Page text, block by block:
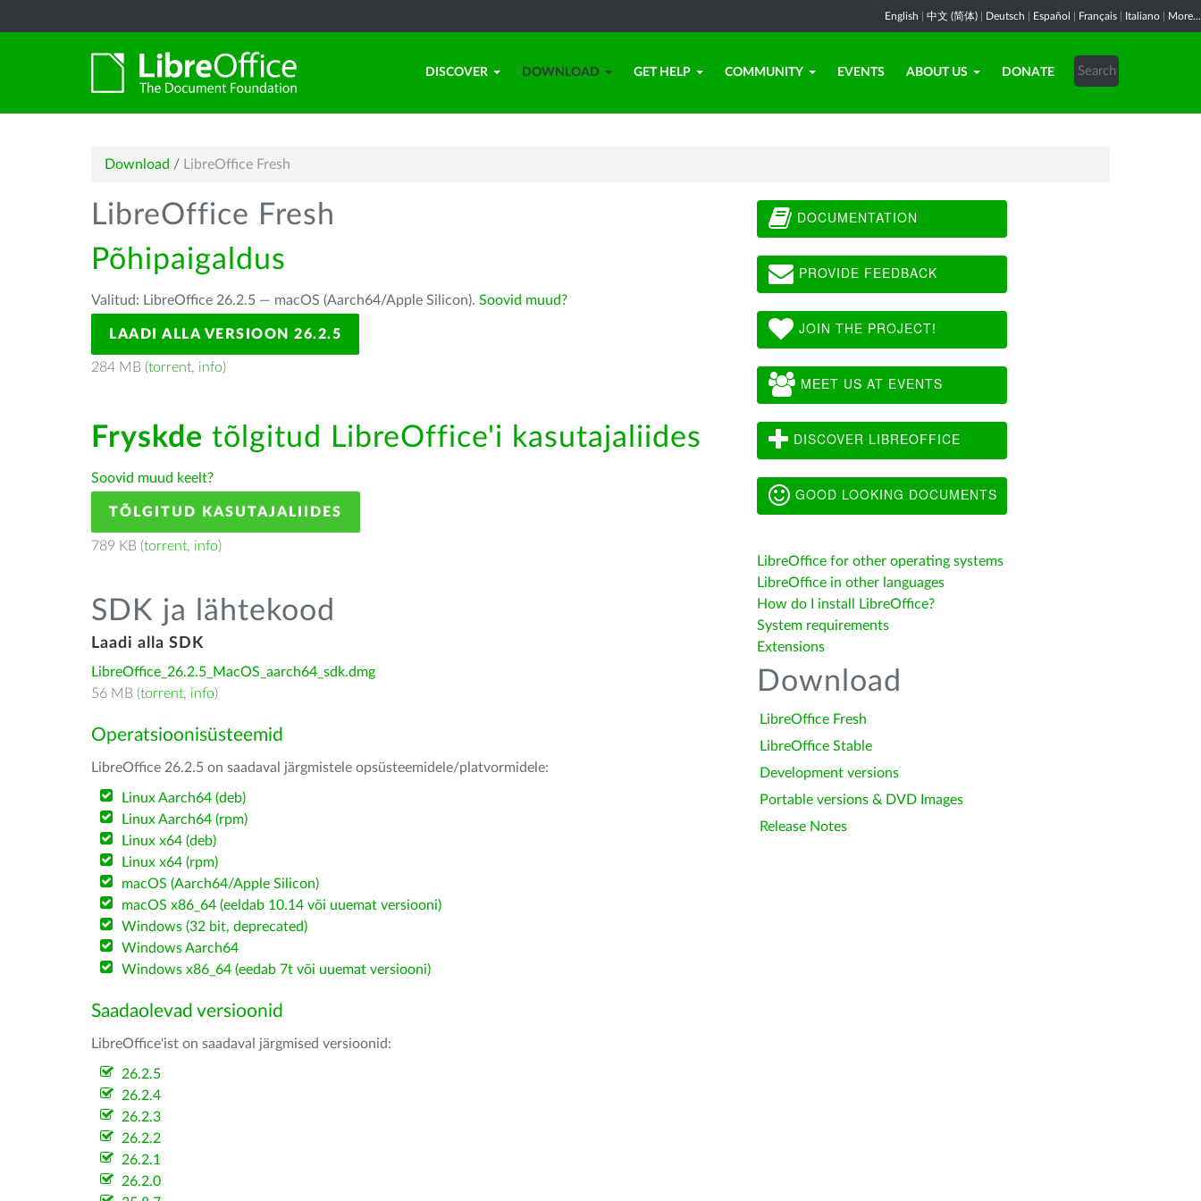
English 中文 (简体) Deutsch Español Français Italiano More...
DISCOVER DOWNLOAD GET HELP COMMUNITY EVENTS ABOUT US DONATE
Download / LibreOffice Fresh
LibreOffice Fresh
Põhipaigaldus
Valitud: LibreOffice 26.2.5 — macOS (Aarch64/Apple Silicon). Soovid muud?
LAADI ALLA VERSIOON 26.2.5
284 MB (torrent, info)
Fryskde tõlgitud LibreOffice'i kasutajaliides
Soovid muud keelt?
TÕLGITUD KASUTAJALIIDES
789 KB (torrent, info)
SDK ja lähtekood
Laadi alla SDK
LibreOffice_26.2.5_MacOS_aarch64_sdk.dmg
56 MB (torrent, info)
Operatsioonisüsteemid
LibreOffice 26.2.5 on saadaval järgmistele opsüsteemidele/platvormidele:
Linux Aarch64 (deb)
Linux Aarch64 (rpm)
Linux x64 (deb)
Linux x64 (rpm)
macOS (Aarch64/Apple Silicon)
macOS x86_64 (eeldab 10.14 või uuemat versiooni)
Windows (32 bit, deprecated)
Windows Aarch64
Windows x86_64 (eedab 7t või uuemat versiooni)
Saadaolevad versioonid
LibreOffice'ist on saadaval järgmised versioonid:
26.2.5
26.2.4
26.2.3
26.2.2
26.2.1
26.2.0
DOCUMENTATION
PROVIDE FEEDBACK
JOIN THE PROJECT!
MEET US AT EVENTS
DISCOVER LIBREOFFICE
GOOD LOOKING DOCUMENTS
LibreOffice for other operating systems
LibreOffice in other languages
How do I install LibreOffice?
System requirements
Extensions
Download
LibreOffice Fresh
LibreOffice Stable
Development versions
Portable versions & DVD Images
Release Notes